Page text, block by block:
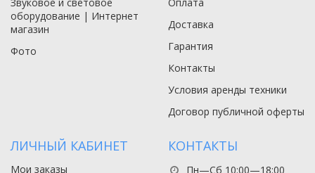
оборудование | Интернет
магазин
Фото
Доставка
Гарантия
Контакты
Условия аренды техники
Договор публичной оферты
ЛИЧНЫЙ КАБИНЕТ
Мои заказы
КОНТАКТЫ
Пн—Сб 10:00—18:00